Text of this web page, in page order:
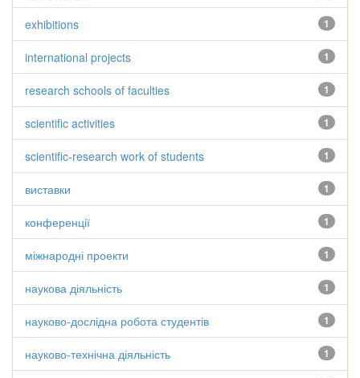
1
exhibitions
1
international projects
1
research schools of faculties
1
scientific activities
1
scientific-research work of students
1
виставки
1
конференції
1
міжнародні проекти
1
наукова діяльність
1
науково-дослідна робота студентів
1
науково-технічна діяльність